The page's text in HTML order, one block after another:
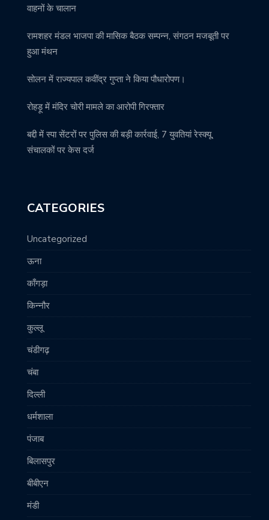
वाहनों के चालान
रामशहर मंडल भाजपा की मासिक बैठक सम्पन्न, संगठन मजबूती पर
हुआ मंथन
सोलन में राज्यपाल कवींद्र गुप्ता ने किया पौधारोपण।
रोहड़ू में मंदिर चोरी मामले का आरोपी गिरफ्तार
बद्दी में स्पा सेंटरों पर पुलिस की बड़ी कार्रवाई, 7 युवतियां रेस्क्यू,
संचालकों पर केस दर्ज
CATEGORIES
Uncategorized
ऊना
काँगड़ा
किन्नौर
कुल्लू
चंडीगढ़
चंबा
दिल्ली
धर्मशाला
पंजाब
बिलासपुर
बीबीएन
मंडी